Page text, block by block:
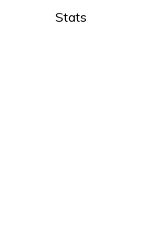
Stats